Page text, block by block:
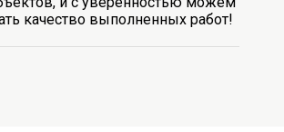
качество выполненных работ!